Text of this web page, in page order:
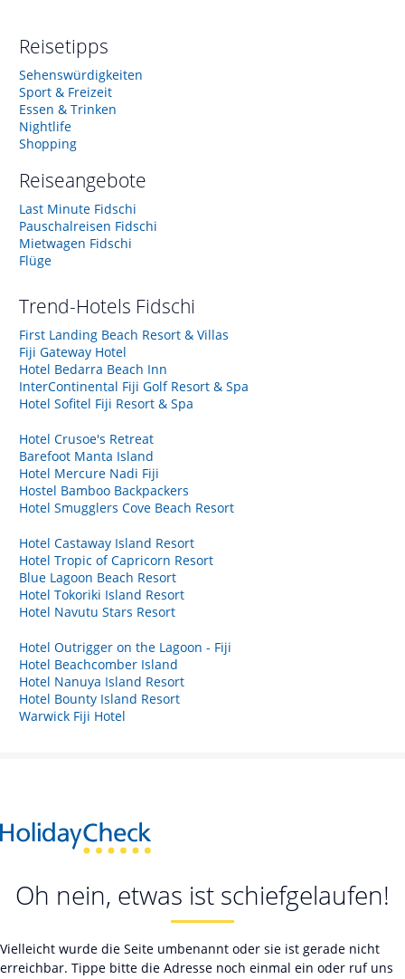
Reisetipps
Sehenswürdigkeiten
Sport & Freizeit
Essen & Trinken
Nightlife
Shopping
Reiseangebote
Last Minute Fidschi
Pauschalreisen Fidschi
Mietwagen Fidschi
Flüge
Trend-Hotels Fidschi
First Landing Beach Resort & Villas
Fiji Gateway Hotel
Hotel Bedarra Beach Inn
InterContinental Fiji Golf Resort & Spa
Hotel Sofitel Fiji Resort & Spa
Hotel Crusoe's Retreat
Barefoot Manta Island
Hotel Mercure Nadi Fiji
Hostel Bamboo Backpackers
Hotel Smugglers Cove Beach Resort
Hotel Castaway Island Resort
Hotel Tropic of Capricorn Resort
Blue Lagoon Beach Resort
Hotel Tokoriki Island Resort
Hotel Navutu Stars Resort
Hotel Outrigger on the Lagoon - Fiji
Hotel Beachcomber Island
Hotel Nanuya Island Resort
Hotel Bounty Island Resort
Warwick Fiji Hotel
Oh nein, etwas ist schiefgelaufen!
Vielleicht wurde die Seite umbenannt oder sie ist gerade nicht
erreichbar. Tippe bitte die Adresse noch einmal ein oder ruf uns